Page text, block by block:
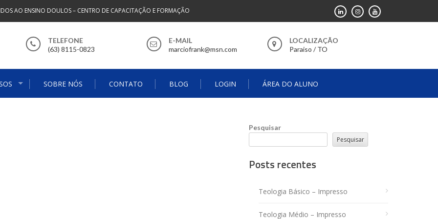
AO ENSINO DOULOS – CENTRO DE CAPACITAÇÃO E FORMAÇÃO
TELEFONE
(63) 8115-0823
E-MAIL
marciofrank@msn.com
LOCALIZAÇÃO
Paraiso / TO
SOBRE NÓS CONTATO BLOG LOGIN ÁREA DO ALUNO
Pesquisar
Pesquisar
Posts recentes
Teologia Básico – Impresso
Teologia Médio – Impresso